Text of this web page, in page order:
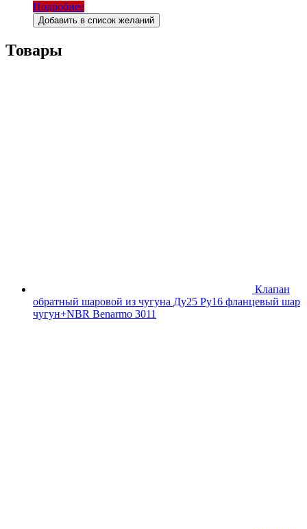
Подробнее
Добавить в список желаний
Товары
Клапан
обратный шаровой из чугуна Ду25 Ру16 фланцевый шар
чугун+NBR Benarmo 3011